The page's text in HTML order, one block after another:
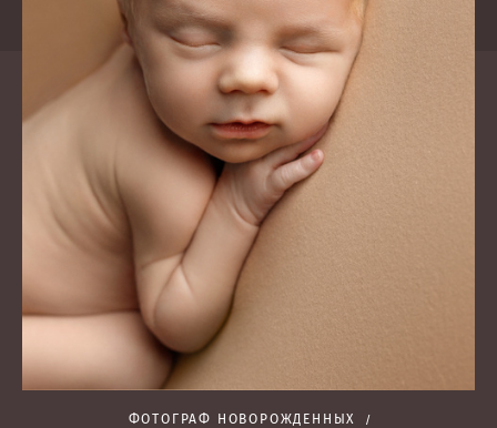
ФОТОГРАФ НОВОРОЖДЕННЫХ